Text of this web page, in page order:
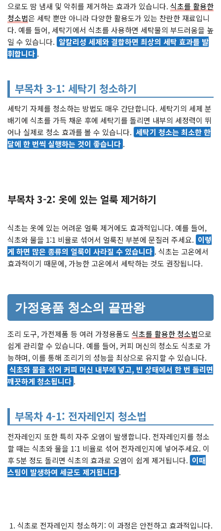
으로도 땀 냄새 및 악취를 제거하는 효과가 있습니다. 식초를 활용한
청소법은 세탁 뿐만 아니라 다양한 활용도가 있는 찬란한 재료입니
다. 예를 들어, 세탁기에서 식초를 사용하면 세탁물의 부드러움을 높
일 수 있습니다. 알칼리성 세제와 결합하면 최상의 세탁 효과를 발
휘합니다 .
부목차 3-1: 세탁기 청소하기
세탁기 자체를 청소하는 방법도 매우 간단합니다. 세탁기의 세제 분
배기에 식초를 가득 채운 후에 세탁기를 돌리면 내부의 세정력이 뛰
어나 실제로 청소 효과를 볼 수 있습니다. 세탁기 청소는 최소한 한
달에 한 번씩 실행하는 것이 좋습니다 .
부목차 3-2: 옷에 있는 얼룩 제거하기
식초는 옷에 있는 어려운 얼룩 제거에도 효과적입니다. 예를 들어,
식초와 물을 1:1 비율로 섞어서 얼룩진 부분에 문질러 주세요. 이렇
게 하면 많은 종류의 얼룩이 사라질 수 있습니다 . 식초는 고온에서
효과적이기 때문에, 가능한 고온에서 세탁하는 것도 권장됩니다.
가정용품 청소의 끝판왕
조리 도구, 가전제품 등 여러 가정용품도 식초를 활용한 청소법으로
쉽게 관리할 수 있습니다. 예를 들어, 커피 머신의 청소도 식초로 가
능하며, 이를 통해 조리기의 성능을 최상으로 유지할 수 있습니다.
식초와 물을 섞어 커피 머신 내부에 넣고, 빈 상태에서 한 번 돌리면
깨끗하게 청소됩니다 .
부목차 4-1: 전자레인지 청소법
전자레인지 또한 특히 자주 오염이 발생합니다. 전자레인지를 청소
할 때는 식초와 물을 1:1 비율로 섞어 전자레인지에 넣어주세요. 이
후 5분 정도 돌리면 식초의 효과로 오염이 쉽게 제거됩니다. 이때
스팀이 발생하여 세균도 제거됩니다 .
식초로 전자레인지 청소하기: 이 과정은 안전하고 효과적입니다.